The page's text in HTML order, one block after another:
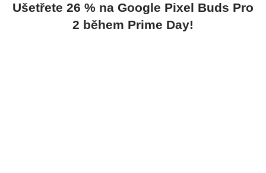
Ušetřete 26 % na Google Pixel Buds Pro
2 během Prime Day!